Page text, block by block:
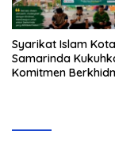
Syarikat Islam Kota
Samarinda
Komitmen